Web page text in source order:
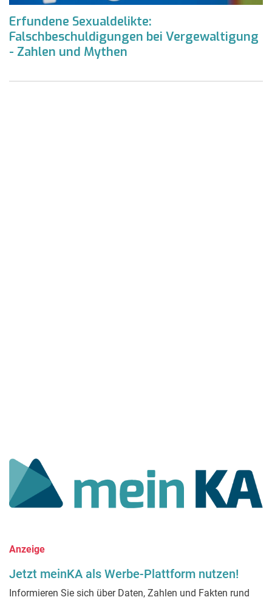
Erfundene Sexualdelikte:
Falschbeschuldigungen bei Vergewaltigung
- Zahlen und Mythen
Anzeige
Jetzt meinKA als Werbe-Plattform nutzen!
Informieren Sie sich über Daten, Zahlen und Fakten rund